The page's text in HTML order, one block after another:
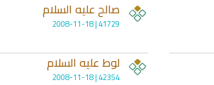
صالح عليه السلام
41729 | 2008-11-18
لوط عليه السلام
42354 | 2008-11-18